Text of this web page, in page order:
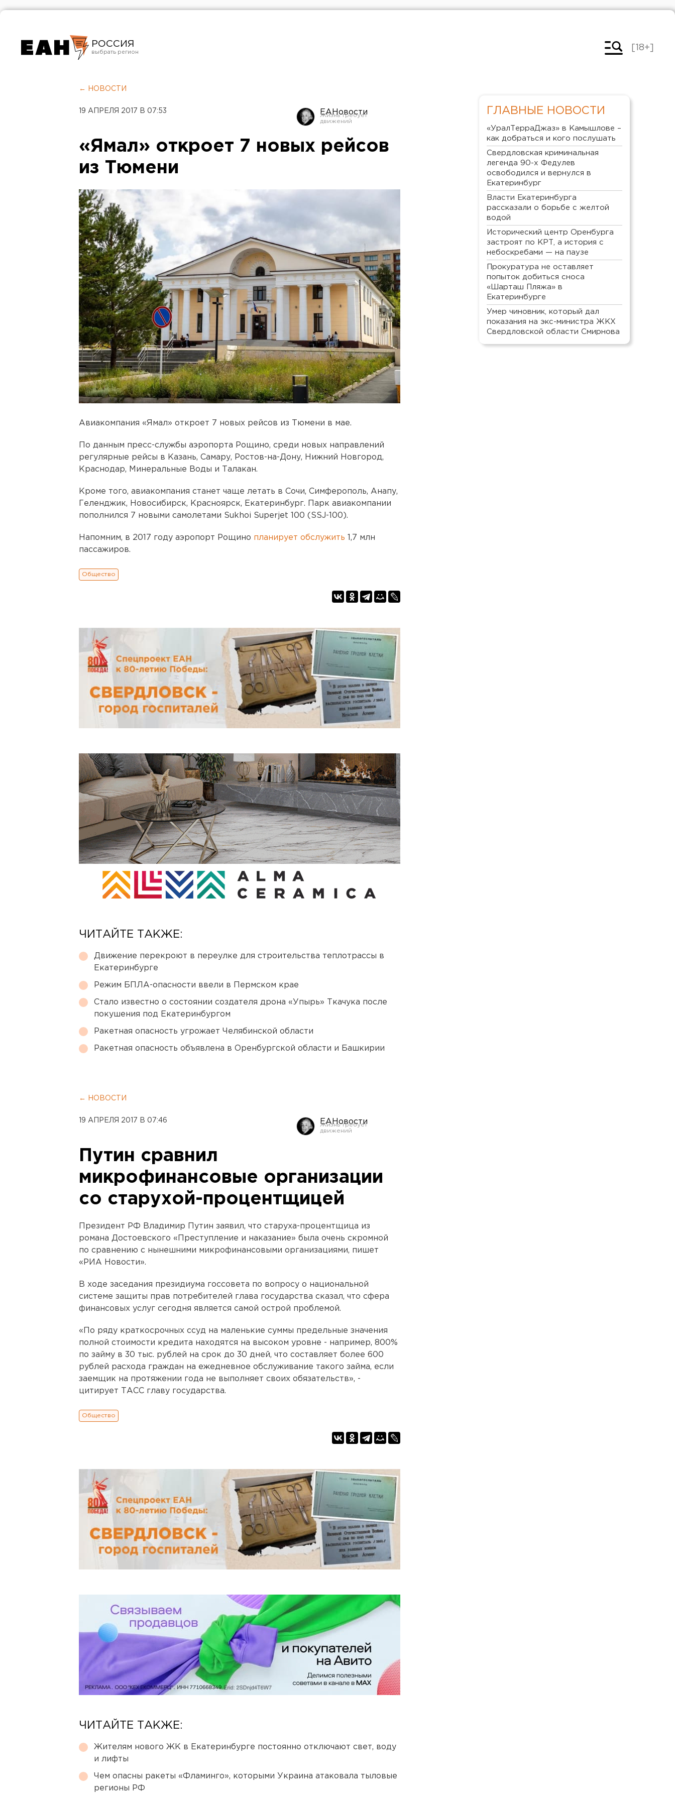
РОССИЯ
Челябинск
[18+]
← НОВОСТИ
19 АПРЕЛЯ 2017 В 07:53 ЕАНовости
«Ямал» откроет 7 новых рейсов
из Тюмени
Авиакомпания «Ямал» откроет 7 новых рейсов из Тюмени в мае.
По данным пресс-службы аэропорта Рощино, среди новых направлений
регулярные рейсы в Казань, Самару, Ростов-на-Дону, Нижний Новгород,
Краснодар, Минеральные Воды и Талакан.
Кроме того, авиакомпания станет чаще летать в Сочи, Симферополь, Анапу,
Геленджик, Новосибирск, Красноярск, Екатеринбург. Парк авиакомпании
пополнился 7 новыми самолетами Sukhoi Superjet 100 (SSJ-100).
Напомним, в 2017 году аэропорт Рощино планирует обслужить 1,7 млн
пассажиров.
Общество
ЧИТАЙТЕ ТАКЖЕ:
Движение перекроют в переулке для строительства теплотрассы в
Екатеринбурге
Режим БПЛА-опасности ввели в Пермском крае
Стало известно о состоянии создателя дрона «Упырь» Ткачука после
покушения под Екатеринбургом
Ракетная опасность угрожает Челябинской области
Ракетная опасность объявлена в Оренбургской области и Башкирии
← НОВОСТИ
19 АПРЕЛЯ 2017 В 07:46 ЕАНовости
Путин сравнил
микрофинансовые организации
со старухой-процентщицей
Президент РФ Владимир Путин заявил, что старуха-процентщица из
романа Достоевского «Преступление и наказание» была очень скромной
по сравнению с нынешними микрофинансовыми организациями, пишет
«РИА Новости».
В ходе заседания президиума госсовета по вопросу о национальной
системе защиты прав потребителей глава государства сказал, что сфера
финансовых услуг сегодня является самой острой проблемой.
«По ряду краткосрочных ссуд на маленькие суммы предельные значения
полной стоимости кредита находятся на высоком уровне - например, 800%
по займу в 30 тыс. рублей на срок до 30 дней, что составляет более 600
рублей расхода граждан на ежедневное обслуживание такого займа, если
заемщик на протяжении года не выполняет своих обязательств», -
цитирует ТАСС главу государства.
Общество
ЧИТАЙТЕ ТАКЖЕ:
Жителям нового ЖК в Екатеринбурге постоянно отключают свет, воду
и лифты
Чем опасны ракеты «Фламинго», которыми Украина атаковала тыловые
регионы РФ
ГЛАВНЫЕ НОВОСТИ
«УралТерраДжаз» в Камышлове –
как добраться и кого послушать
Свердловская криминальная
легенда 90-х Федулев
освободился и вернулся в
Екатеринбург
Власти Екатеринбурга
рассказали о борьбе с желтой
водой
Исторический центр Оренбурга
застроят по КРТ, а история с
небоскребами — на паузе
Прокуратура не оставляет
попыток добиться сноса
«Шарташ Пляжа» в
Екатеринбурге
Умер чиновник, который дал
показания на экс-министра ЖКХ
Свердловской области Смирнова